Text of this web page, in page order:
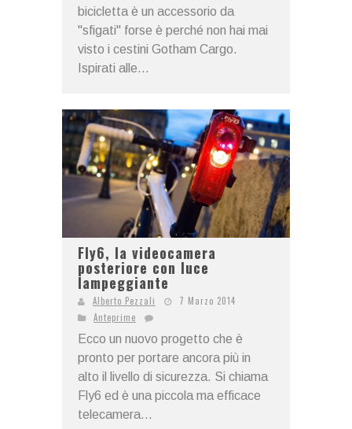
bicicletta è un accessorio da
"sfigati" forse è perché non hai mai
visto i cestini Gotham Cargo.
Ispirati alle...
Fly6, la videocamera
posteriore con luce
lampeggiante
Alberto Pezzali
7 Marzo 2014
Anteprime
Ecco un nuovo progetto che è
pronto per portare ancora più in
alto il livello di sicurezza. Si chiama
Fly6 ed è una piccola ma efficace
telecamera...